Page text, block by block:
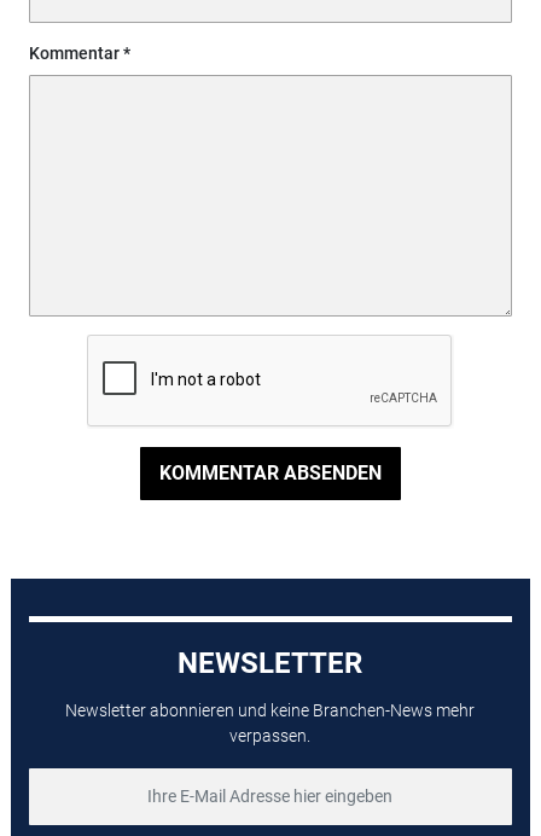
Kommentar
KOMMENTAR ABSENDEN
NEWSLETTER
Newsletter abonnieren und keine Branchen-News mehr
verpassen.